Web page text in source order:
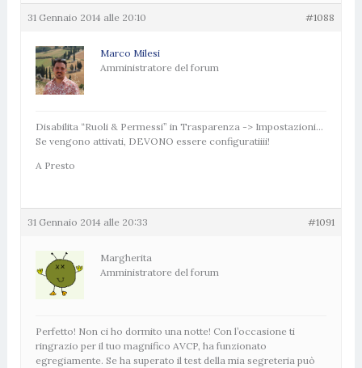
31 Gennaio 2014 alle 20:10 #1088
Marco Milesi
Amministratore del forum
Disabilita “Ruoli & Permessi” in Trasparenza -> Impostazioni…
Se vengono attivati, DEVONO essere configuratiiii!
A Presto
31 Gennaio 2014 alle 20:33 #1091
Margherita
Amministratore del forum
Perfetto! Non ci ho dormito una notte! Con l’occasione ti
ringrazio per il tuo magnifico AVCP, ha funzionato
egregiamente. Se ha superato il test della mia segreteria può